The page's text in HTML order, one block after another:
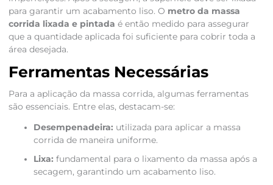
para garantir um acabamento liso. O metro da massa
corrida lixada e pintada é então medido para assegurar
que a quantidade aplicada foi suficiente para cobrir toda a
área desejada.
Ferramentas Necessárias
Para a aplicação da massa corrida, algumas ferramentas
são essenciais. Entre elas, destacam-se:
Desempenadeira: utilizada para aplicar a massa
corrida de maneira uniforme.
Lixa: fundamental para o lixamento da massa após a
secagem, garantindo um acabamento liso.